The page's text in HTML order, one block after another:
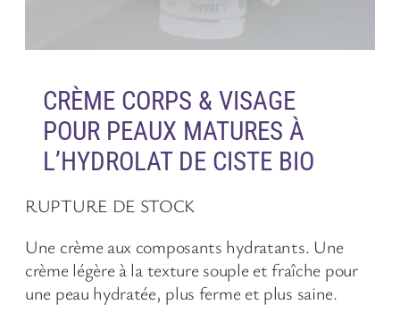
CRÈME CORPS & VISAGE
POUR PEAUX MATURES À
L’HYDROLAT DE CISTE BIO
RUPTURE DE STOCK
Une crème aux composants hydratants. Une
crème légère à la texture souple et fraîche pour
une peau hydratée, plus ferme et plus saine.